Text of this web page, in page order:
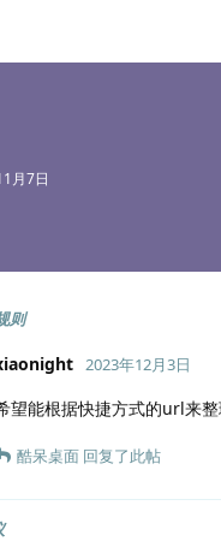
月7日
则
2023年12月3日
望能根据快捷方式的url来
酷呆桌面 回复了此帖